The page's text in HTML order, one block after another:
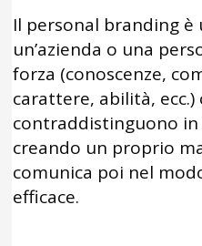
Il personal branding è
un’azienda o una
forza (conoscenze,
carattere, abilità, ecc.)
contraddistinguono
creando un proprio
comunica poi nel
efficace.